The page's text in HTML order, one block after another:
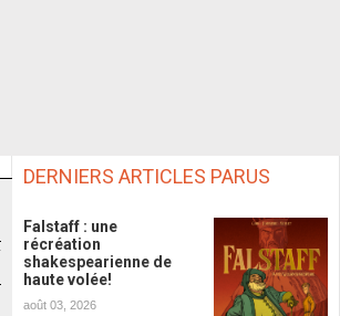
DERNIERS ARTICLES PARUS
Falstaff : une
récréation
shakespearienne de
haute volée!
août 03, 2026